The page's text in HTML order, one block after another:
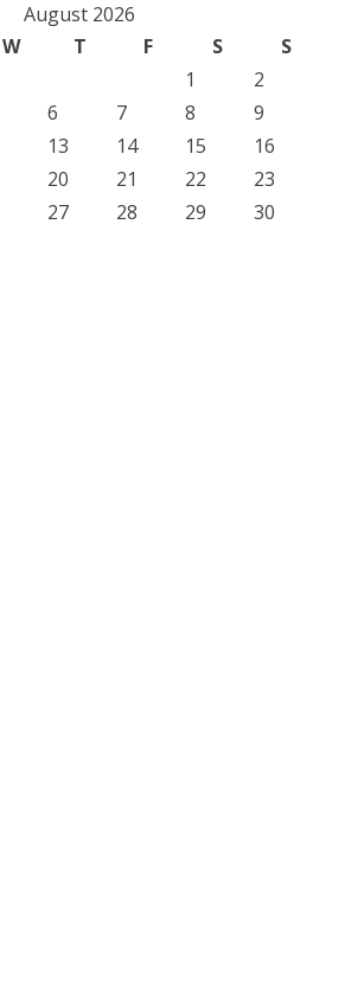
August 2026
W T F S
S
1
2
6 7 8
9
13 14 15
16
20 21 22
23
27 28 29
30